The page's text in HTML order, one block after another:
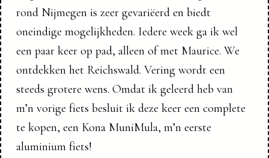
rond Nijmegen is zeer gevariëerd en biedt
oneindige mogelijkheden. Iedere week ga ik wel
een paar keer op pad, alleen of met Maurice. We
ontdekken het Reichswald. Vering wordt een
steeds grotere wens. Omdat ik geleerd heb van
m’n vorige fiets besluit ik deze keer een complete
te kopen, een Kona MuniMula, m’n eerste
aluminium fiets!